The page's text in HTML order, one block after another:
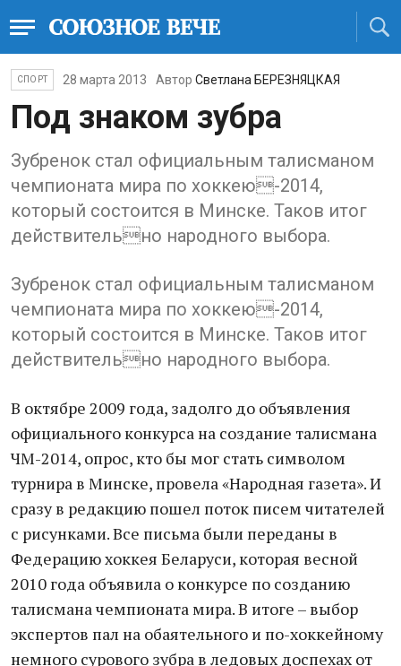
СПОРТ 28 марта 2013 Автор Светлана БЕРЕЗНЯЦКАЯ
Под знаком зубра
Зубренок стал официальным талисманом
чемпионата мира по хоккею-2014,
который состоится в Минске. Таков итог
действительно народного выбора.
Зубренок стал официальным талисманом
чемпионата мира по хоккею-2014,
который состоится в Минске. Таков итог
действительно народного выбора.
В октябре 2009 года, задолго до объявления
официального конкурса на создание талисмана
ЧМ-2014, опрос, кто бы мог стать символом
турнира в Минске, провела «Народная газета». И
сразу в редакцию пошел поток писем читателей
с рисунками. Все письма были переданы в
Федерацию хоккея Беларуси, которая весной
2010 года объявила о конкурсе по созданию
талисмана чемпионата мира. В итоге – выбор
экспертов пал на обаятельного и по-хоккейному
немного сурового зубра в ледовых доспехах от